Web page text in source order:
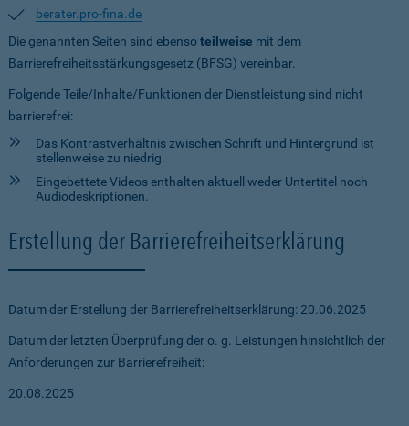
berater.pro-fina.de
Die genannten Seiten sind ebensoteilweise mit dem
Barrierefreiheitsstärkungsgesetz (BFSG) vereinbar.
Folgende Teile/Inhalte/Funktionen der Dienstleistung sind nicht
barrierefrei:
Das Kontrastverhältnis zwischen Schrift und Hintergrund ist
stellenweise zu niedrig.
Eingebettete Videos enthalten aktuell weder Untertitel noch
Audiodeskriptionen.
Erstellung der Barrierefreiheitserklärung
Datum der Erstellung der Barrierefreiheitserklärung: 20.06.2025
Datum der letzten Überprüfung der o. g. Leistungen hinsichtlich der
Anforderungen zur Barrierefreiheit:
20.08.2025